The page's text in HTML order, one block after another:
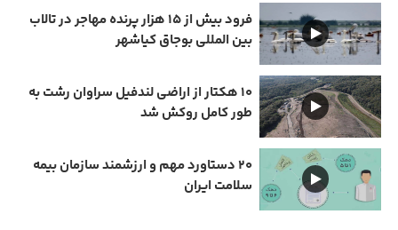
فرود بیش از ۱۵ هزار پرنده مهاجر در تالاب
بین المللی بوجاق کیاشهر
۱۰ هکتار از اراضی لندفیل سراوان رشت به
طور کامل روکش شد
۲۰ دستاورد مهم و ارزشمند سازمان بیمه
سلامت ایران